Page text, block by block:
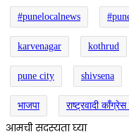
#punelocalnews
karvenagar kothrud
pune city shivsena
भाजपा राष्ट्रवादी काँग्रेस
आमची सदस्यता घ्या